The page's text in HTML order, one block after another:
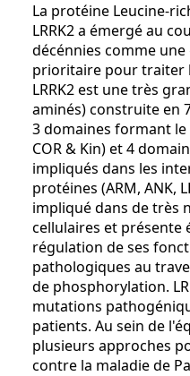
La protéine Leucine-
LRRK2 a émergé au
décénnies comme
prioritaire pour traiter
LRRK2 est une très
aminés) construite en
3 domaines formant le
COR & Kin) et 4
impliqués dans les
protéines (ARM, ANK,
impliqué dans de très
cellulaires et présente
régulation de ses
pathologiques au
de phosphorylation.
mutations
patients. Au sein de
plusieurs approches
contre la maladie de